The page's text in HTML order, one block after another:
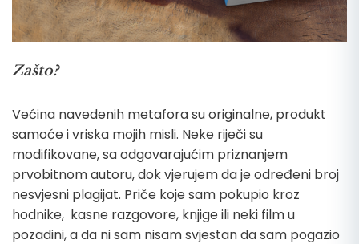
Zašto?
Većina navedenih metafora su originalne, produkt
samoće i vriska mojih misli. Neke riječi su
modifikovane, sa odgovarajućim priznanjem
prvobitnom autoru, dok vjerujem da je određeni broj
nesvjesni plagijat. Priče koje sam pokupio kroz
hodnike, kasne razgovore, knjige ili neki film u
pozadini, a da ni sam nisam svjestan da sam pogazio